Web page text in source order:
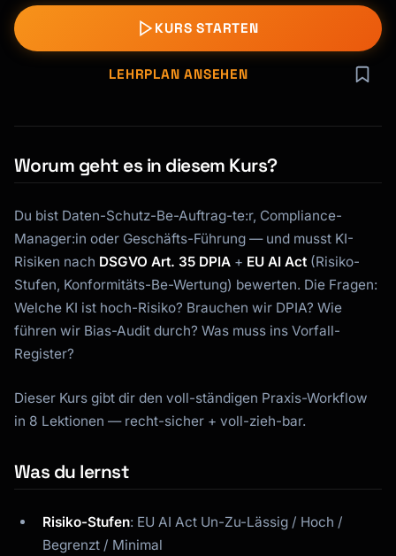
KURS STARTEN
LEHRPLAN ANSEHEN
Worum geht es in diesem Kurs?
Du bist Daten-Schutz-Be-Auftrag-te:r, Compliance-
Manager:in oder Geschäfts-Führung — und musst KI-
Risiken nach DSGVO Art. 35 DPIA + EU AI Act (Risiko-
Stufen, Konformitäts-Be-Wertung) bewerten. Die Fragen:
Welche KI ist hoch-Risiko? Brauchen wir DPIA? Wie
führen wir Bias-Audit durch? Was muss ins Vorfall-
Register?
Dieser Kurs gibt dir den voll-ständigen Praxis-Workflow
in 8 Lektionen — recht-sicher + voll-zieh-bar.
Was du lernst
Risiko-Stufen: EU AI Act Un-Zu-Lässig / Hoch /
Begrenzt / Minimal